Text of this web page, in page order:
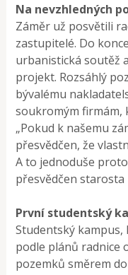
Na nevzhledných
Záměr už posvětili
zastupitelé. Do
urbanistická soutěž
projekt. Rozsáhlý
bývalému
soukromým firmám,
„Pokud k našemu
přesvědčen, že
A to jednoduše
přesvědčen starosta
První studentský
Studentský kampus,
podle plánů radnice
pozemků směrem